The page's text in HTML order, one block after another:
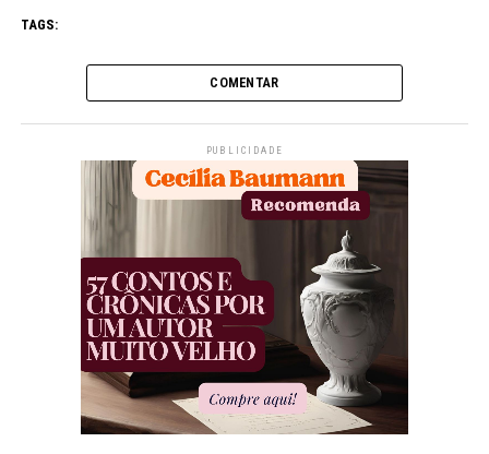
TAGS:
COMENTAR
PUBLICIDADE